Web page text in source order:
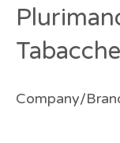
Company/